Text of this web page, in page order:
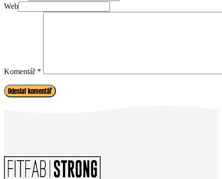
Web
Komentář *